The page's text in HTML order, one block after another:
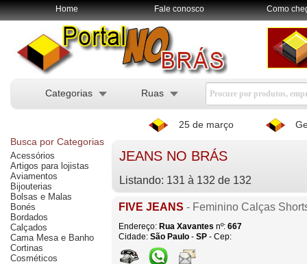
Home Fale conosco Como
Categorias Ruas
25 de março
Busca por Categorias
Acessórios
Artigos para lojistas
Aviamentos
Bijouterias
Bolsas e Malas
Bonés
Bordados
Calçados
Cama Mesa e Banho
Cortinas
Cosméticos
JEANS NO BRÁS
Listando: 131 à 132 de 132
FIVE JEANS - Feminino Calças
Endereço: Rua Xavantes nº: 667
Cidade: São Paulo - SP - Cep: